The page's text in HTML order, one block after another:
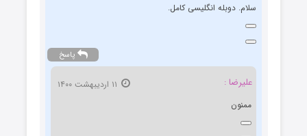
سلام. دوبله انگلیسی کامل.
پاسخ
علیرضا :
ممنون